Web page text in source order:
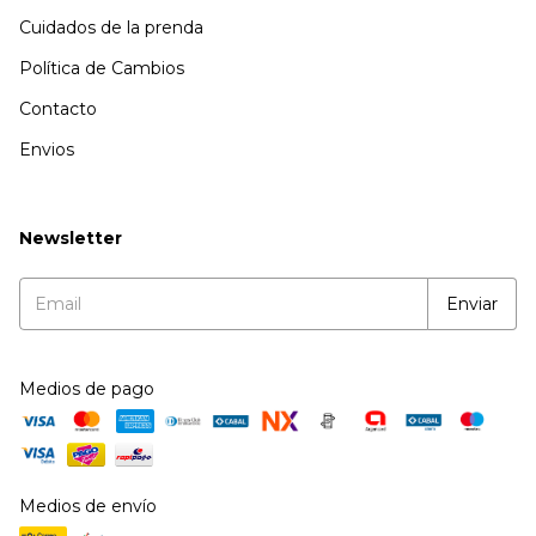
Cuidados de la prenda
Política de Cambios
Contacto
Envios
Newsletter
Medios de pago
Medios de envío